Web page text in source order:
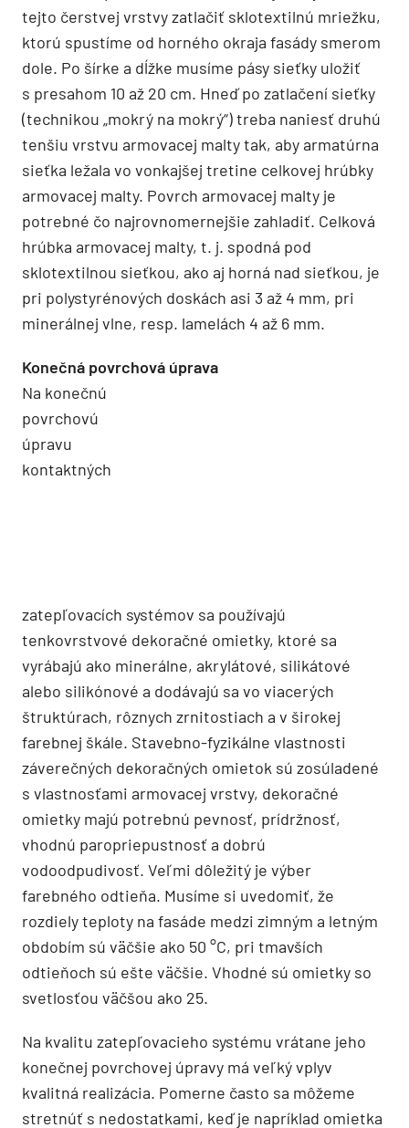
tejto čerstvej vrstvy zatlačiť sklotextilnú mriežku,
ktorú spustíme od horného okraja fasády smerom
dole. Po šírke a dĺžke musíme pásy sieťky uložiť
s presahom 10 až 20 cm. Hneď po zatlačení sieťky
(technikou „mokrý na mokrý“) treba naniesť druhú
tenšiu vrstvu armovacej malty tak, aby armatúrna
sieťka ležala vo vonkajšej tretine celkovej hrúbky
armovacej malty. Povrch armovacej malty je
potrebné čo najrovnomernejšie zahladiť. Celková
hrúbka armovacej malty, t. j. spodná pod
sklotextilnou sieťkou, ako aj horná nad sieťkou, je
pri polystyrénových doskách asi 3 až 4 mm, pri
minerálnej vlne, resp. lamelách 4 až 6 mm.
Konečná povrchová úprava
Na konečnú
povrchovú
úpravu
kontaktných
zatepľovacích systémov sa používajú
tenkovrstvové dekoračné omietky, ktoré sa
vyrábajú ako minerálne, akrylátové, silikátové
alebo silikónové a dodávajú sa vo viacerých
štruktúrach, rôznych zrnitostiach a v širokej
farebnej škále. Stavebno-fyzikálne vlastnosti
záverečných dekoračných omietok sú zosúladené
s vlastnosťami armovacej vrstvy, dekoračné
omietky majú potrebnú pevnosť, prídržnosť,
vhodnú paropriepustnosť a dobrú
vodoodpudivosť. Veľmi dôležitý je výber
farebného odtieňa. Musíme si uvedomiť, že
rozdiely teploty na fasáde medzi zimným a letným
obdobím sú väčšie ako 50 °C, pri tmavších
odtieňoch sú ešte väčšie. Vhodné sú omietky so
svetlosťou väčšou ako 25.
Na kvalitu zatepľovacieho systému vrátane jeho
konečnej povrchovej úpravy má veľký vplyv
kvalitná realizácia. Pomerne často sa môžeme
stretnúť s nedostatkami, keď je napríklad omietka